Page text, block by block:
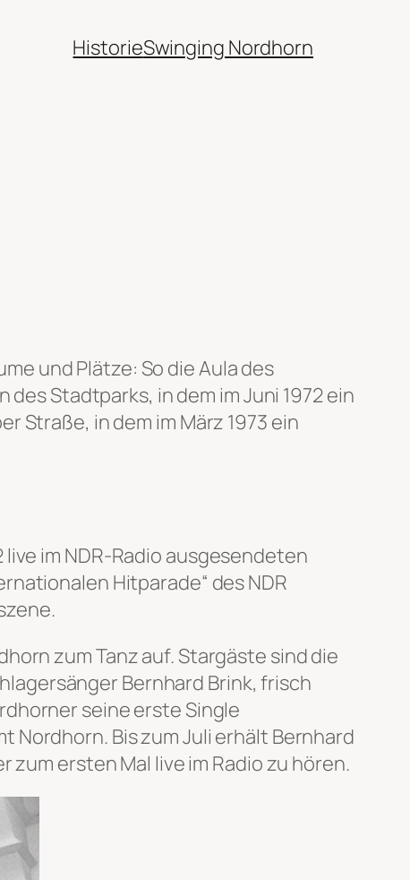
HistorieSwinging Nordhorn
und Plätze: So die Aula des
des Stadtparks, in dem im Juni 1972 ein
Straße, in dem im März 1973 ein
im NDR-Radio ausgesendeten
Hitparade“ des NDR
zum Tanz auf. Stargäste sind die
Bernhard Brink, frisch
seine erste Single
Nordhorn. Bis zum Juli erhält Bernhard
zum ersten Mal live im Radio zu hören.